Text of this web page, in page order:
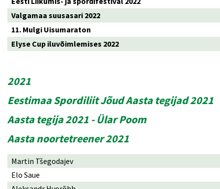
Valgamaa suusasari 2022
11. Mulgi Uisumaraton
Elyse Cup iluvõimlemises 2022
2021
Eestimaa Spordiliit Jõud Aasta tegijad 2021
Aasta tegija 2021 - Ülar Poom
Aasta noortetreener 2021
Martin Tšegodajev
Elo Saue